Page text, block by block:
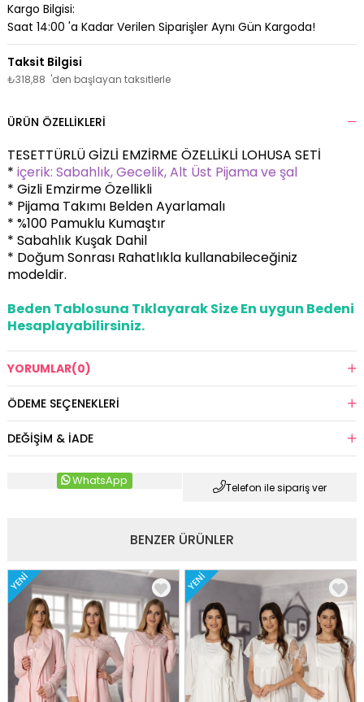
Kargo Bilgisi:
Saat 14:00 'a Kadar Verilen Siparişler Aynı Gün Kargoda!
₺318,88 'den başlayan taksitlerle
ÜRÜN ÖZELLIKLERI
TESETTÜRLÜ GİZLİ EMZİRME ÖZELLİKLİ LOHUSA SETİ
* içerik: Sabahlık, Gecelik, Alt Üst Pijama ve şal
* Gizli Emzirme Özellikli
* Pijama Takımı Belden Ayarlamalı
* %100 Pamuklu Kumaştır
* Sabahlık Kuşak Dahil
* Doğum Sonrası Rahatlıkla kullanabileceğiniz
modeldir.
Beden Tablosuna Tıklayarak Size En uygun Bedeni
Hesaplayabilirsiniz.
YORUMLAR(0)
ÖDEME SEÇENEKLERI
DEĞIŞIM & İADE
Telefon ile sipariş ver
WhatsApp
BENZER ÜRÜNLER
YENI YENI